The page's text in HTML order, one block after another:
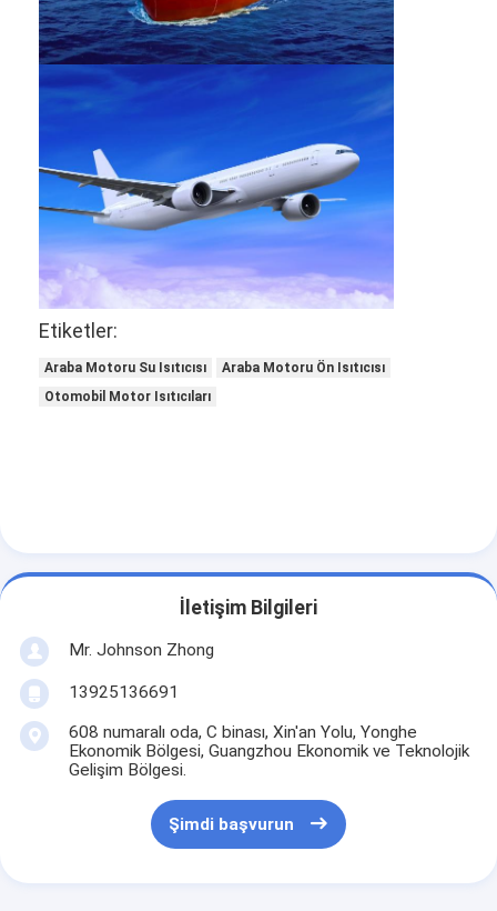
Ana sayfa
Ürünler
Hakkımızda
Bize ulaşın
Elektrikli Motor Ön ısıtma makinesi
Motor Soğutma Yağı Önyükleyici
Petrol tankı ısıtıcıları
PTC fan ısıtıcısı
Depolama pil şarj cihazları
Etiketler:
Araba Motoru Su Isıtıcısı
Araba Motoru Ön Isıtıcısı
Otomobil Motor Isıtıcıları
İletişim Bilgileri
Mr. Johnson Zhong
13925136691
608 numaralı oda, C binası, Xin'an Yolu, Yonghe
Ekonomik Bölgesi, Guangzhou Ekonomik ve Teknolojik
Gelişim Bölgesi.
Şimdi başvurun